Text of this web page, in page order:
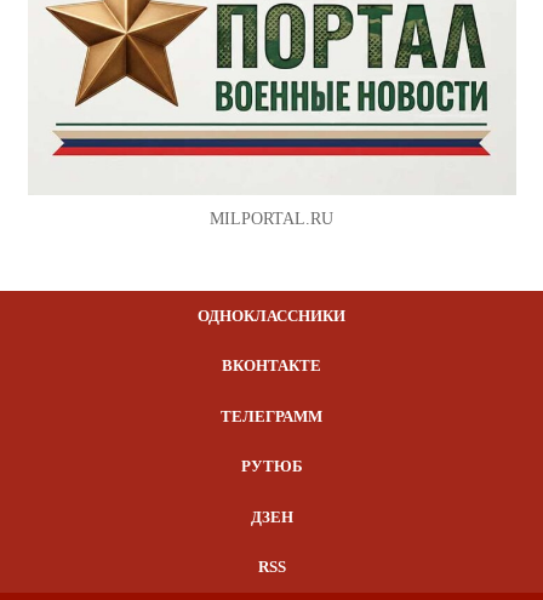
MILPORTAL.RU
ОДНОКЛАССНИКИ
ВКОНТАКТЕ
ТЕЛЕГРАММ
РУТЮБ
ДЗЕН
RSS